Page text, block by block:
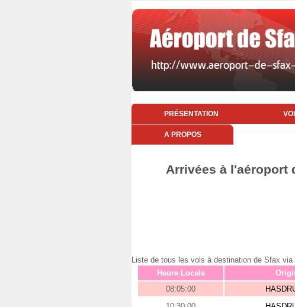
PRÉSENTATION
A PROPOS
Arrivées à l'aéroport
Liste de tous les vols à destination de Sfax
Heure Locale
08:05:00